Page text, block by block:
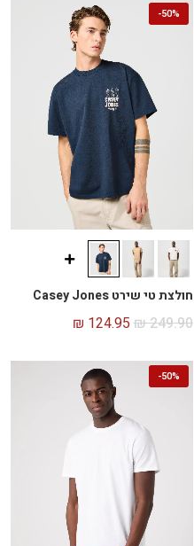
50%
-
חולצת טי שירט Casey Jones
₪249.90
₪ 124.95
50%
-